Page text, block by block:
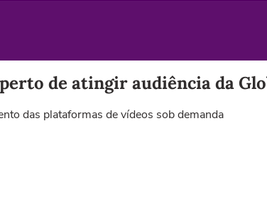
de atingir audiência da
das plataformas de vídeos sob demanda